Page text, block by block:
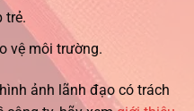
trẻ.
vệ môi trường.
ảnh lãnh đạo có trách